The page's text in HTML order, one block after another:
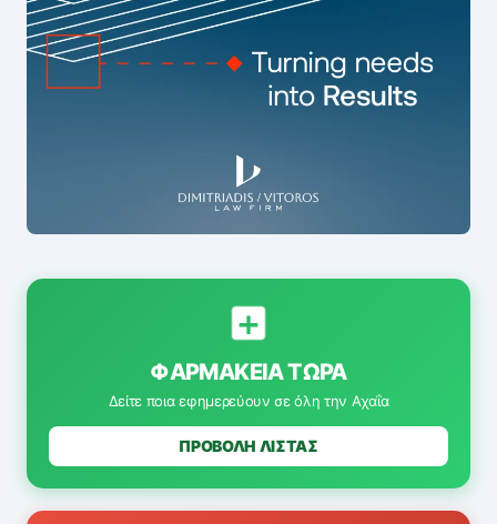
ΦΑΡΜΑΚΕΊΑ ΤΏΡΑ
Δείτε ποια εφημερεύουν σε όλη την Αχαΐα
ΠΡΟΒΟΛΗ ΛΙΣΤΑΣ